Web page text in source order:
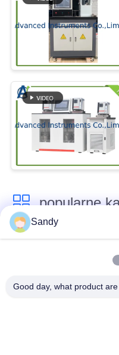
popularne
Sprzęt do badań
Sprzęt do testowania
Sandy
Good day, what product